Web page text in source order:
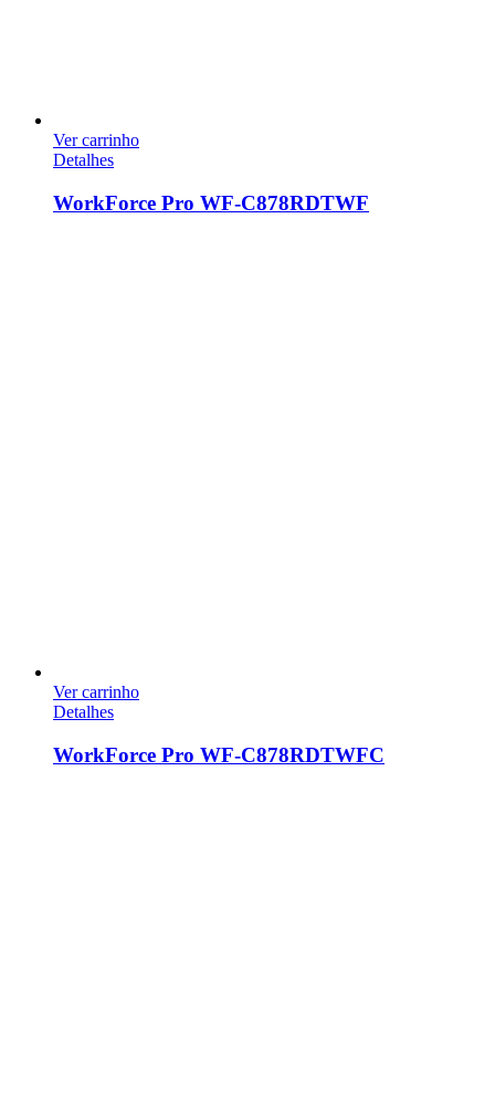
Ver carrinho
Detalhes
WorkForce Pro WF-C878RDTWF
Ver carrinho
Detalhes
WorkForce Pro WF-C878RDTWFC